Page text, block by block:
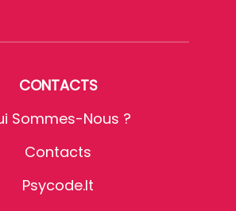
CONTACTS
Sommes-Nous ?
Contacts
Psycode.it